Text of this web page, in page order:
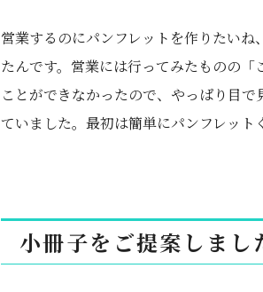
営業するのにパンフレットを作りたい
たんです。営業には行ってみたものの
ことができなかったので、やっぱり目
ていました。最初は簡単にパンフレット
小冊子をご提案しまし